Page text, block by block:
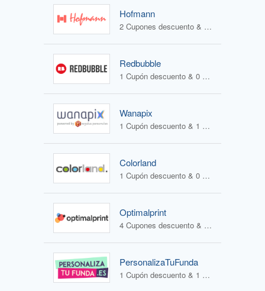
Hofmann
2 Cupones descuento & 1 Oferta
Redbubble
1 Cupón descuento & 0 Ofertas
Wanapix
1 Cupón descuento & 1 Oferta
Colorland
1 Cupón descuento & 0 Ofertas
Optimalprint
4 Cupones descuento & 3 Ofertas
PersonalizaTuFunda
1 Cupón descuento & 1 Oferta